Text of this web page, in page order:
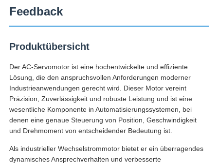
Feedback
Produktübersicht
Der AC-Servomotor ist eine hochentwickelte und effiziente
Lösung, die den anspruchsvollen Anforderungen moderner
Industrieanwendungen gerecht wird. Dieser Motor vereint
Präzision, Zuverlässigkeit und robuste Leistung und ist eine
wesentliche Komponente in Automatisierungssystemen, bei
denen eine genaue Steuerung von Position, Geschwindigkeit
und Drehmoment von entscheidender Bedeutung ist.
Als industrieller Wechselstrommotor bietet er ein überragendes
dynamisches Ansprechverhalten und verbesserte